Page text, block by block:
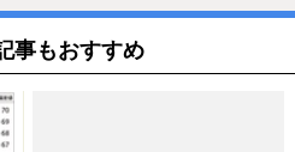
事もおすすめ